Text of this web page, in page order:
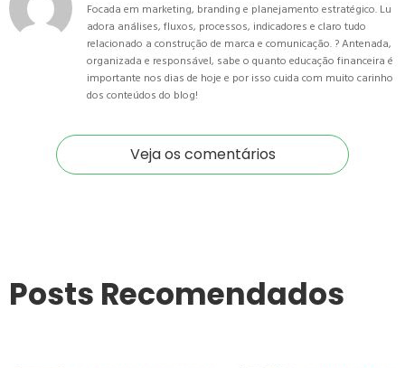
Focada em marketing, branding e planejamento estratégico. Lu
adora análises, fluxos, processos, indicadores e claro tudo
relacionado a construção de marca e comunicação. ? Antenada,
organizada e responsável, sabe o quanto educação financeira é
importante nos dias de hoje e por isso cuida com muito carinho
dos conteúdos do blog!
Veja os comentários
Posts Recomendados